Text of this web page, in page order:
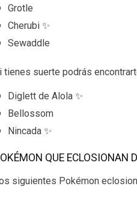
Grotle
Cherubi ✨
Sewaddle
tienes suerte podrás
Diglett de Alola ✨
Bellossom
Nincada ✨
QUE ECLOSIONAN
siguientes Pokémon